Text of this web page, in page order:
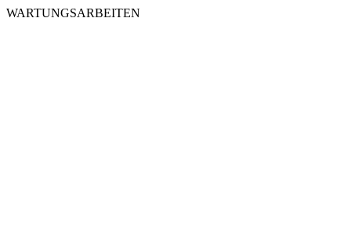
WARTUNGSARBEITEN